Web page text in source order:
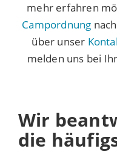
mehr erfahren
Campordnung
über unser
melden uns bei
Wir
die